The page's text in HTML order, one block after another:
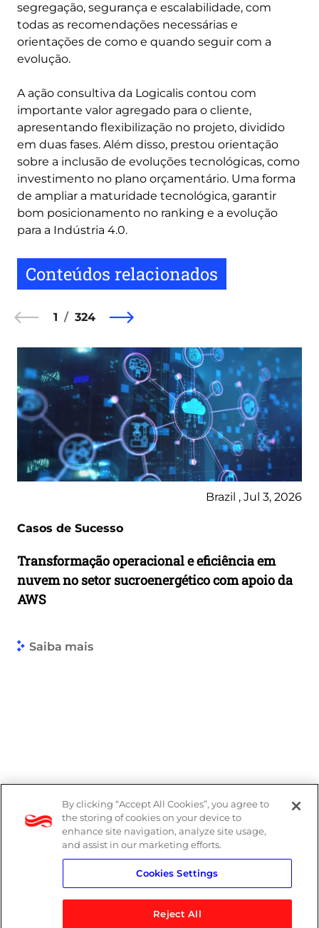
segregação, segurança e escalabilidade, com
todas as recomendações necessárias e
orientações de como e quando seguir com a
evolução.
A ação consultiva da Logicalis contou com
importante valor agregado para o cliente,
apresentando flexibilização no projeto, dividido
em duas fases. Além disso, prestou orientação
sobre a inclusão de evoluções tecnológicas, como
investimento no plano orçamentário. Uma forma
de ampliar a maturidade tecnológica, garantir
bom posicionamento no ranking e a evolução
para a Indústria 4.0.
Conteúdos relacionados
1 324
Brazil , Jul 3, 2026
Casos de Sucesso
Transformação operacional e eficiência em
nuvem no setor sucroenergético com apoio da
AWS
Saiba mais
By clicking “Accept All Cookies”, you agree to
the storing of cookies on your device to
enhance site navigation, analyze site usage,
and assist in our marketing efforts.
Cookies Settings
Reject All